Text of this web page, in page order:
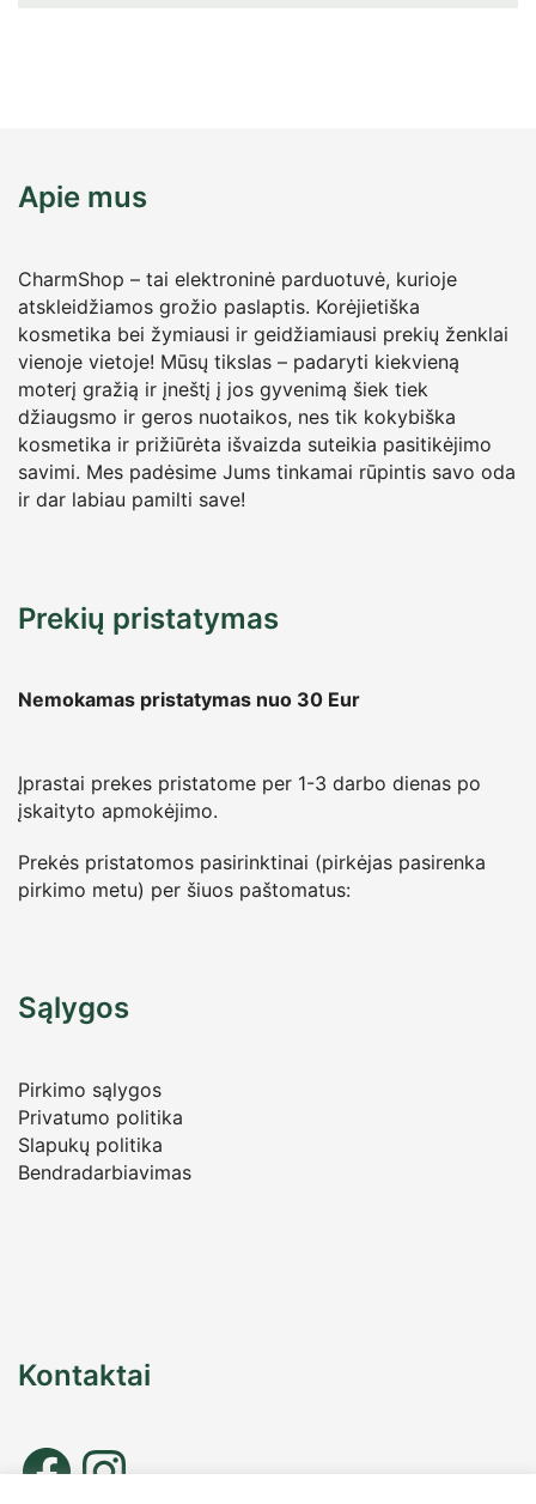
Apie mus
CharmShop – tai elektroninė parduotuvė, kurioje
atskleidžiamos grožio paslaptis. Korėjietiška
kosmetika bei žymiausi ir geidžiamiausi prekių ženklai
vienoje vietoje! Mūsų tikslas – padaryti kiekvieną
moterį gražią ir įneštį į jos gyvenimą šiek tiek
džiaugsmo ir geros nuotaikos, nes tik kokybiška
kosmetika ir prižiūrėta išvaizda suteikia pasitikėjimo
savimi. Mes padėsime Jums tinkamai rūpintis savo oda
ir dar labiau pamilti save!
Prekių pristatymas
Nemokamas pristatymas nuo 30 Eur
Įprastai prekes pristatome per 1-3 darbo dienas po
įskaityto apmokėjimo.
Prekės pristatomos pasirinktinai (pirkėjas pasirenka
pirkimo metu) per šiuos paštomatus:
Sąlygos
Pirkimo sąlygos
Privatumo politika
Slapukų politika
Bendradarbiavimas
Kontaktai